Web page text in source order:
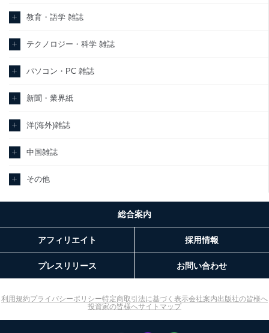
教育・語学 雑誌
テクノロジー・科学 雑誌
パソコン・PC 雑誌
新聞・業界紙
洋(海外)雑誌
中国雑誌
その他
総合案内
アフィリエイト 採用情報
プレスリリース お問い合わせ
利用規約プライバシーポリシー特定商取引法に基づく表示会社案内出版社の皆様へ
投資家の皆様へサイトマップ